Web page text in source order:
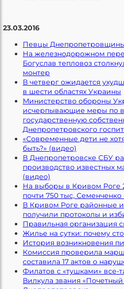
23.03.2016
Певцы
На железнодорожном
Богуслав тепловоз
монтер
В четверг ожидается
в шести областях Украины
Министерство обороны
исчерпывающие меры по
государственную
Днепропетровского
«Современные дети не
быть?» (видео)
В Днепропетровске СБУ
производство известных
(видео)
На выборы в Кривом Роге
почти 750 тыс,
В Кривом Роге районные
получили протоколы и
Правильная организация
Жилье на сутки: почему
История возникновения
Комиссия проверила
составила 17 актов о
Филатов с «тушками» все-
Вилкула звания